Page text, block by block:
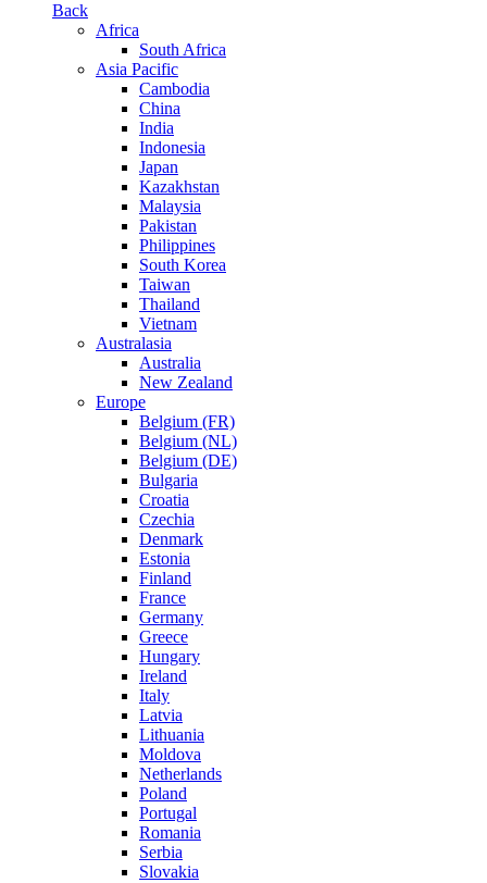
Back
Africa
South Africa
Asia Pacific
Cambodia
China
India
Indonesia
Japan
Kazakhstan
Malaysia
Pakistan
Philippines
South Korea
Taiwan
Thailand
Vietnam
Australasia
Australia
New Zealand
Europe
Belgium (FR)
Belgium (NL)
Belgium (DE)
Bulgaria
Croatia
Czechia
Denmark
Estonia
Finland
France
Germany
Greece
Hungary
Ireland
Italy
Latvia
Lithuania
Moldova
Netherlands
Poland
Portugal
Romania
Serbia
Slovakia